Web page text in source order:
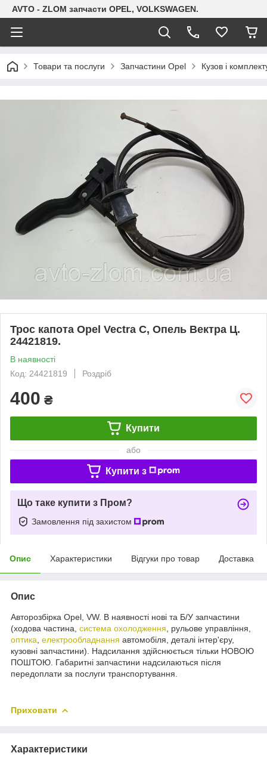
AVTO - ZLOM запчасти OPEL, VOLKSWAGEN.
Товари та послуги Запчастини Opel Кузов і
Трос капота Opel Vectra C, Опель Вектра Ц.
24421819.
В наявності
Код: 24421819
Роздріб
400 ₴
Купити
або
Купити з
Що таке купити з Пром?
Замовлення під захистом
Опис Характеристики Відгуки про товар Доставка
Опис
Авторозбірка Opel, VW. В наявності нові та Б/У запчастини
(ходова частина, система охолодження , рульове управління,
оптика електрообладнання автомобіля, деталі інтер'єру,
кузовні запчастини). Надсилання здійснюється тільки НОВОЮ
ПОШТОЮ. Габаритні запчастини надсилаються після
передоплати за послуги транспортування.
Приховати
Характеристики